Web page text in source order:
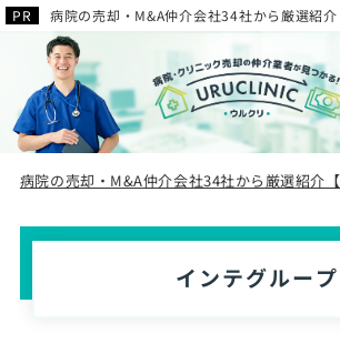
病院の売却・M&A仲介会社34社から厳選紹介
病院の売却・M&A仲介会社34社から厳選紹介【
インテグループ